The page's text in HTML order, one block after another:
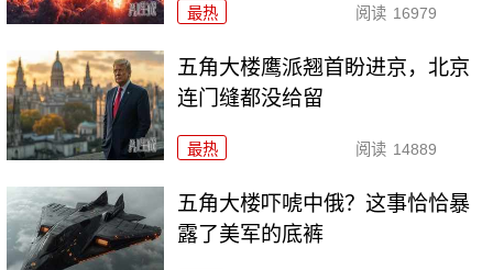
最热 阅读 16979
五角大楼鹰派翘首盼进京，北京
连门缝都没给留
最热 阅读 14889
五角大楼吓唬中俄？这事恰恰暴
露了美军的底裤